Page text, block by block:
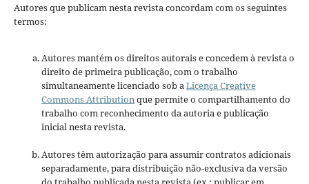
Autores que publicam nesta revista concordam com os seguintes
termos:
Autores mantém os direitos autorais e concedem à revista o
direito de primeira publicação, com o trabalho
simultaneamente licenciado sob a Licença Creative
Commons Attribution que permite o compartilhamento do
trabalho com reconhecimento da autoria e publicação
inicial nesta revista.
Autores têm autorização para assumir contratos adicionais
separadamente, para distribuição não-exclusiva da versão